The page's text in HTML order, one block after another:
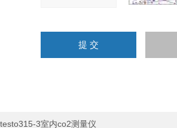
testo315-3室内co2测量仪